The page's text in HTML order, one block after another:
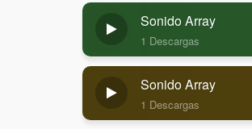
Sonido Array
1 Descargas
Sonido Array
1 Descargas